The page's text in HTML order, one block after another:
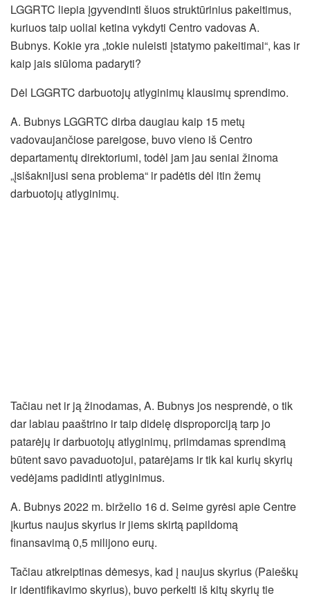
LGGRTC liepia įgyvendinti šiuos struktūrinius pakeitimus,
kuriuos taip uoliai ketina vykdyti Centro vadovas A.
Bubnys. Kokie yra „tokie nuleisti įstatymo pakeitimai“, kas ir
kaip jais siūloma padaryti?
Dėl LGGRTC darbuotojų atlyginimų klausimų sprendimo.
A. Bubnys LGGRTC dirba daugiau kaip 15 metų
vadovaujančiose pareigose, buvo vieno iš Centro
departamentų direktoriumi, todėl jam jau seniai žinoma
„įsišaknijusi sena problema“ ir padėtis dėl itin žemų
darbuotojų atlyginimų.
Tačiau net ir ją žinodamas, A. Bubnys jos nesprendė, o tik
dar labiau paaštrino ir taip didelę disproporciją tarp jo
patarėjų ir darbuotojų atlyginimų, priimdamas sprendimą
būtent savo pavaduotojui, patarėjams ir tik kai kurių skyrių
vedėjams padidinti atlyginimus.
A. Bubnys 2022 m. birželio 16 d. Seime gyrėsi apie Centre
įkurtus naujus skyrius ir jiems skirtą papildomą
finansavimą 0,5 milijono eurų.
Tačiau atkreiptinas dėmesys, kad į naujus skyrius (Paieškų
ir identifikavimo skyrius), buvo perkelti iš kitų skyrių tie